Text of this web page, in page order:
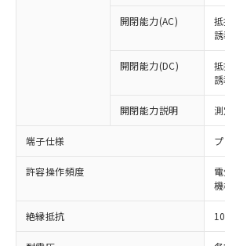
開閉能力(AC)
開閉能力(DC)
開閉能力説明
端子仕様
許容操作頻度
絶縁抵抗
以下の条件をお読みいただき
本サービスは、当社制御
商品の当社在庫状況およ
(税抜)を提供させていた
本サービスの対象外とな
ことをご了承ください。
在庫状況および標準価格
記載している更新日時点
タに基づき作成されるも
覧された時点での実際の
対応予定なし：EU RoHS指令
非含有に非対応の商品で、対
調査・確認中：EU RoHS指令
非含有の対応状況を調査中ま
非該当品：ライセンス料など
害物質有無と関係のない商品
仕入先様の事情により、非含
いたものが、含有品と判明し
むを得ず変更することがありま
鉛(Pb) 1000ppm以下、 水銀(Hg)
六価クロム(Cr(Ⅵ)) 1000ppm以下、ポ
※1 中国RoHS○×表
「○」：最大均質材料含有率
基準値以下であることを示し
「×」：最大均質材料含有率が
基準値を超えていることを示
「－」：未確認です。当社販
*中国RoHS10物質の基準値 (GB/
Pb(鉛) :1000ppm、 Hg(水銀) :
当社は、これら貴社製品
為替および外国貿易法に
（以下｢規制貨物等」と
または国外への提供する
国政府の輸出許可(または
可)を取得するなどの必